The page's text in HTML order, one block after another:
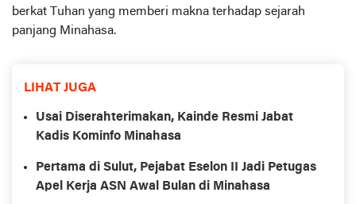
berkat Tuhan yang memberi makna terhadap sejarah
panjang Minahasa.
LIHAT JUGA
Usai Diserahterimakan, Kainde Resmi Jabat
Kadis Kominfo Minahasa
Pertama di Sulut, Pejabat Eselon II Jadi Petugas
Apel Kerja ASN Awal Bulan di Minahasa